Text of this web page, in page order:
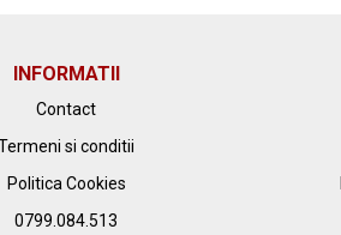
INFORMATII
Contact
si conditii
Politica Cookies
0799.084.513